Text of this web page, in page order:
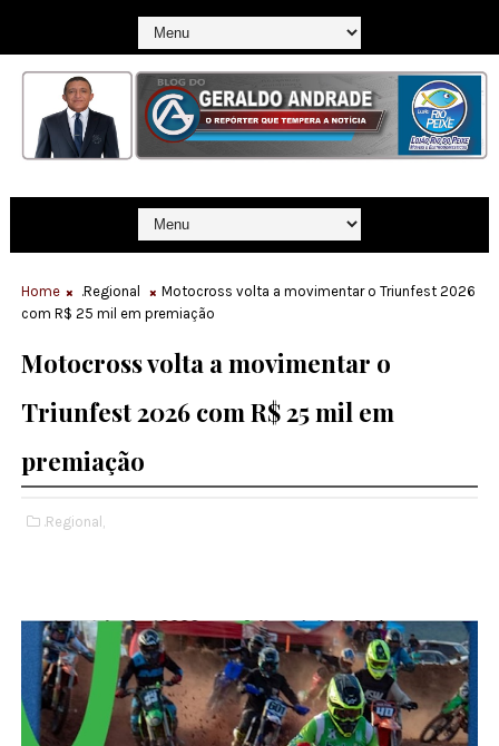
Home .Regional
Motocross volta a movimentar o Triunfest 2026
com R$ 25 mil em premiação
Motocross volta a movimentar o
Triunfest 2026 com R$ 25 mil em
premiação
.Regional,